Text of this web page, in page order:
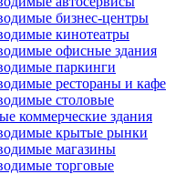
бизнес-центры
кинотеатры
офисные здания
паркинги
рестораны и кафе
столовые
коммерческие здания
крытые рынки
магазины
торговые